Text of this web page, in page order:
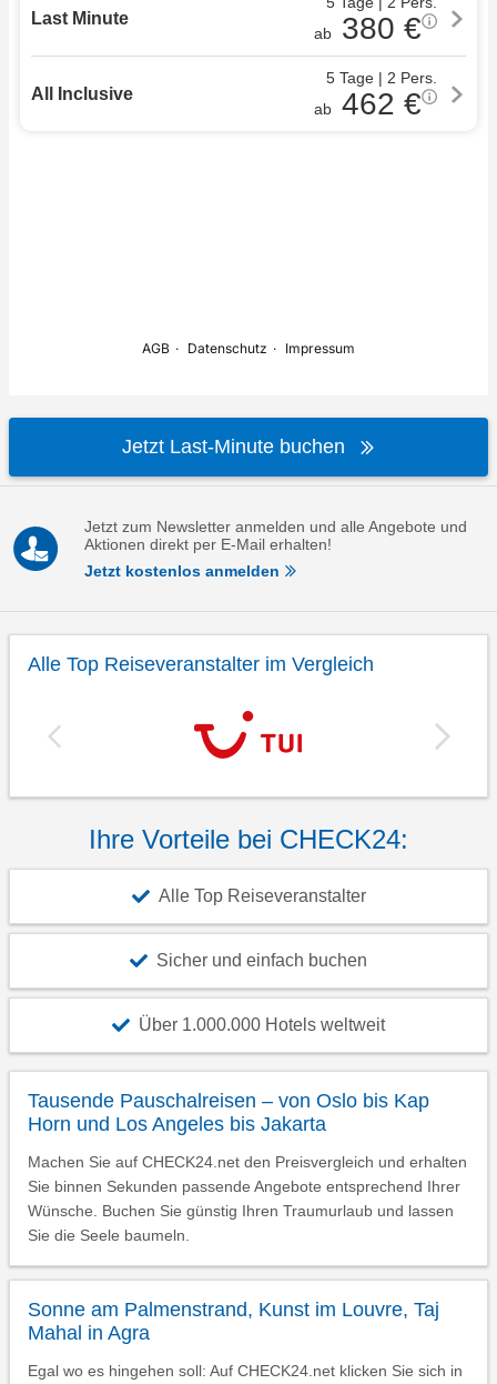
Jetzt Last-Minute buchen
Jetzt zum Newsletter anmelden und alle Angebote und
Aktionen direkt per E-Mail erhalten!
Jetzt kostenlos anmelden
Alle Top Reiseveranstalter im Vergleich
Ihre Vorteile bei CHECK24:
Alle Top Reiseveranstalter
Sicher und einfach buchen
Über 1.000.000 Hotels weltweit
Tausende Pauschalreisen – von Oslo bis Kap
Horn und Los Angeles bis Jakarta
Machen Sie auf CHECK24.net den Preisvergleich und erhalten
Sie binnen Sekunden passende Angebote entsprechend Ihrer
Wünsche. Buchen Sie günstig Ihren Traumurlaub und lassen
Sie die Seele baumeln.
Sonne am Palmenstrand, Kunst im Louvre, Taj
Mahal in Agra
Egal wo es hingehen soll: Auf CHECK24.net klicken Sie sich in